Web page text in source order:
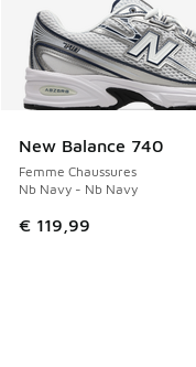
New Balance 740
Femme Chaussures
Nb Navy - Nb Navy
€ 119,99